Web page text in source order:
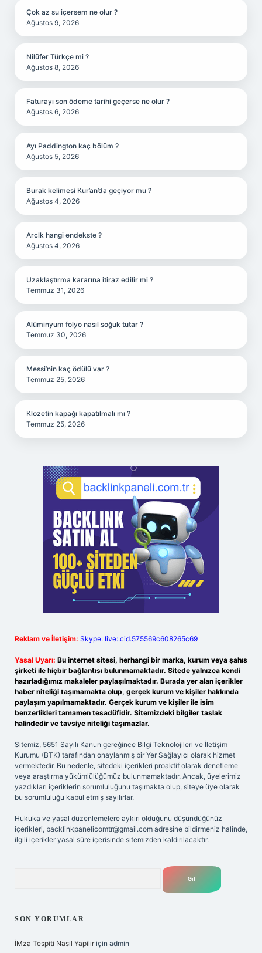
Çok az su içersem ne olur ?
Ağustos 9, 2026
Nilüfer Türkçe mi ?
Ağustos 8, 2026
Faturayı son ödeme tarihi geçerse ne olur ?
Ağustos 6, 2026
Ayı Paddington kaç bölüm ?
Ağustos 5, 2026
Burak kelimesi Kur’an’da geçiyor mu ?
Ağustos 4, 2026
Arclk hangi endekste ?
Ağustos 4, 2026
Uzaklaştırma kararına itiraz edilir mi ?
Temmuz 31, 2026
Alüminyum folyo nasıl soğuk tutar ?
Temmuz 30, 2026
Messi’nin kaç ödülü var ?
Temmuz 25, 2026
Klozetin kapağı kapatılmalı mı ?
Temmuz 25, 2026
Reklam ve İletişim: Skype: live:.cid.575569c608265c69
Yasal Uyarı: Bu internet sitesi, herhangi bir marka, kurum veya şahıs
şirketi ile hiçbir bağlantısı bulunmamaktadır. Sitede yalnızca kendi
hazırladığımız makaleler paylaşılmaktadır. Burada yer alan içerikler
haber niteliği taşımamakta olup, gerçek kurum ve kişiler hakkında
paylaşım yapılmamaktadır. Gerçek kurum ve kişiler ile isim
benzerlikleri tamamen tesadüfidir. Sitemizdeki bilgiler taslak
halindedir ve tavsiye niteliği taşımazlar.
Sitemiz, 5651 Sayılı Kanun gereğince Bilgi Teknolojileri ve İletişim
Kurumu (BTK) tarafından onaylanmış bir Yer Sağlayıcı olarak hizmet
vermektedir. Bu nedenle, sitedeki içerikleri proaktif olarak denetleme
veya araştırma yükümlülüğümüz bulunmamaktadır. Ancak, üyelerimiz
yazdıkları içeriklerin sorumluluğunu taşımakta olup, siteye üye olarak
bu sorumluluğu kabul etmiş sayılırlar.
Hukuka ve yasal düzenlemelere aykırı olduğunu düşündüğünüz
içerikleri, backlinkpanelicomtr@gmail.com adresine bildirmeniz halinde,
ilgili içerikler yasal süre içerisinde sitemizden kaldırılacaktır.
SON YORUMLAR
İMza Tespiti Nasil Yapilir için admin